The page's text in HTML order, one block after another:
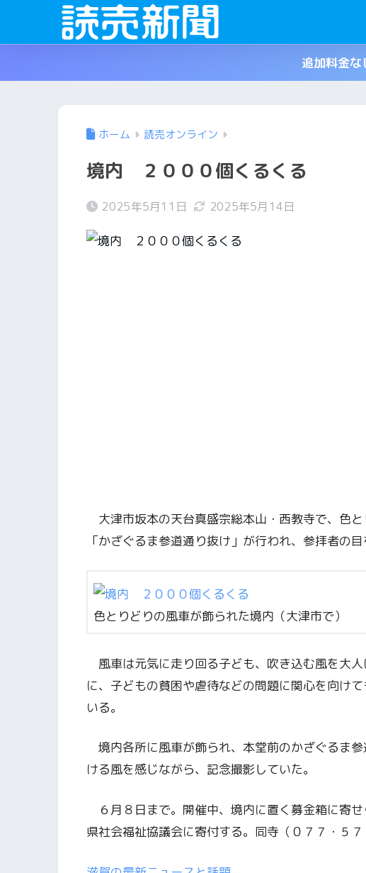
追加料金な
ホーム 読売オンライン
境内 ２０００個くるくる
2025年5月11日 2025年5月14日
大津市坂本の天台真盛宗総本山・西教寺で、色
「かざぐるま参道通り抜け」が行われ、参拝者の目
色とりどりの風車が飾られた境内（大津市で）
風車は元気に走り回る子ども、吹き込む風を大
に、子どもの貧困や虐待などの問題に関心を向け
いる。
境内各所に風車が飾られ、本堂前のかざぐるま
ける風を感じながら、記念撮影していた。
６月８日まで。開催中、境内に置く募金箱に寄
県社会福祉協議会に寄付する。同寺（０７７・５７